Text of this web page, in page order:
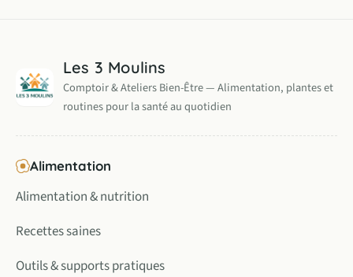
Les 3 Moulins
Comptoir & Ateliers Bien-Être — Alimentation, plantes et
routines pour la santé au quotidien
Alimentation
Alimentation & nutrition
Recettes saines
Outils & supports pratiques